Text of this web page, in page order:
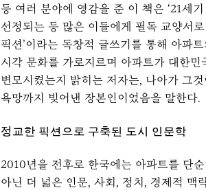
등 여러 분야에 영감을 준 이 책은 ‘21세기
선정되는 등 많은 이들에게 필독 교양서로
픽션’이라는 독창적 글쓰기를 통해 아파
시각 문화를 가로지르며 아파트가 대한민
변모시켰는지 밝히는 저자는, 나아가 그
욕망까지 빚어낸 장본인이었음을 말한다.
정교한 픽션으로 구축된 도시 인문학
2010년을 전후로 한국에는 아파트를 단순
아닌 더 넓은 인문, 사회, 정치, 경제적 맥